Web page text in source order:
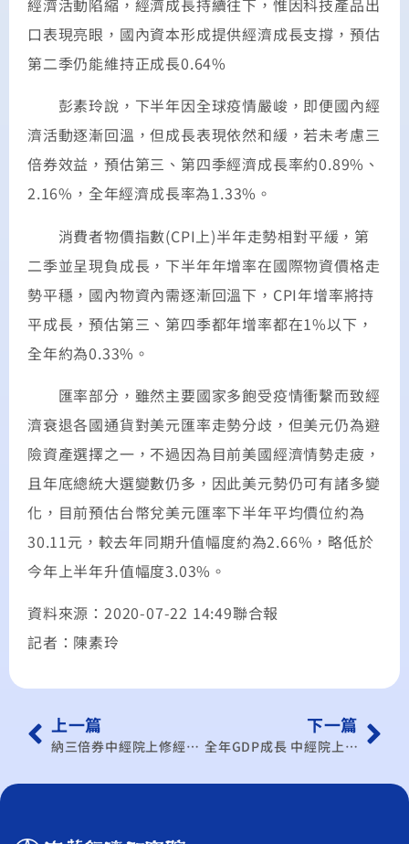
經濟活動陷縮，經濟成長持續往下，惟因科技產品出
口表現亮眼，國內資本形成提供經濟成長支撐，預估
第二季仍能維持正成長0.64%
彭素玲說，下半年因全球疫情嚴峻，即便國內經
濟活動逐漸回溫，但成長表現依然和緩，若未考慮三
倍券效益，預估第三、第四季經濟成長率約0.89%、
2.16%，全年經濟成長率為1.33%。
消費者物價指數(CPI上)半年走勢相對平緩，第
二季並呈現負成長，下半年年增率在國際物資價格走
勢平穩，國內物資內需逐漸回溫下，CPI年增率將持
平成長，預估第三、第四季都年增率都在1%以下，
全年約為0.33%。
匯率部分，雖然主要國家多飽受疫情衝繫而致經
濟衰退各國通貨對美元匯率走勢分歧，但美元仍為避
險資產選擇之一，不過因為目前美國經濟情勢走疲，
且年底總統大選變數仍多，因此美元勢仍可有諸多變
化，目前預估台幣兌美元匯率下半年平均價位約為
30.11元，較去年同期升值幅度約為2.66%，略低於
今年上半年升值幅度3.03%。
資料來源：2020-07-22 14:49聯合報
記者：陳素玲
上一篇
納三倍券中經院上修經濟成長率為1.77% 高於全球
下一篇
全年GDP成長 中經院上修至 1.77％